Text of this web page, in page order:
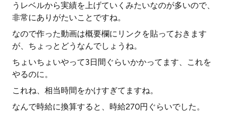
うレベルから実績を上げていくみたいなのが多いので、
非常にありがたいことですね。
なので作った動画は概要欄にリンクを貼っておきます
が、ちょっとどうなんでしょうね。
ちょいちょいやって3日間ぐらいかかってます、これを
やるのに。
これね、相当時間をかけすぎてますね。
なんで時給に換算すると、時給270円ぐらいでした。